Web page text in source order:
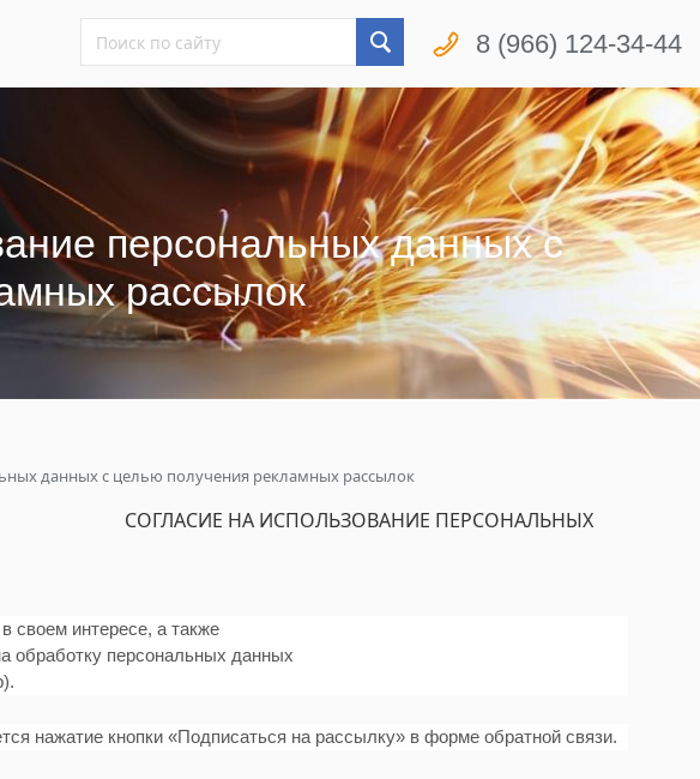
8 (966) 124-34-44
персональных данных с
рассылок
данных с целью получения рекламных рассылок
ПЕРСОНАЛЬНЫХ
своем интересе, а также
обработку персональных данных
нажатие кнопки «Подписаться на рассылку» в форме обратной связи.